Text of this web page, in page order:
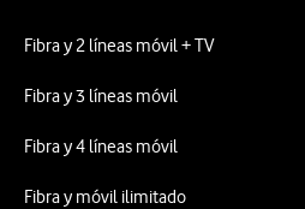
Fibra y 2 líneas móvil + TV
Fibra y 3 líneas móvil
Fibra y 4 líneas móvil
Fibra y móvil ilimitado